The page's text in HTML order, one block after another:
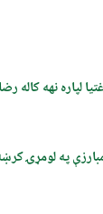
لپاره نهه کاله
په لومړۍ